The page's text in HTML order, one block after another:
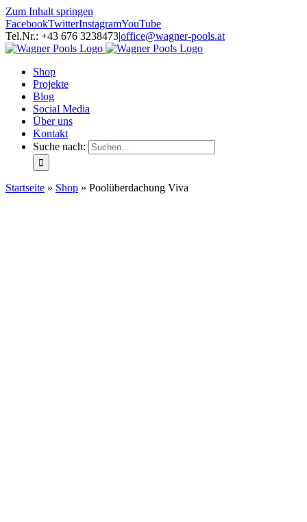
Zum Inhalt springen
FacebookTwitterInstagramYouTube
Tel.Nr.: +43 676 3238473|office@wagner-pools.at
Shop
Projekte
Blog
Social Media
Über uns
Kontakt
Suche nach:
Startseite » Shop » Poolüberdachung Viva